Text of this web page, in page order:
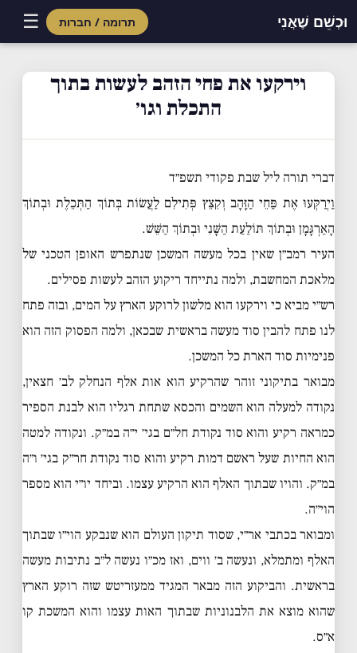
וּכְשֵׁם שֶׁאֲנִי תרומה / חברות ☰
וירקעו את פחי הזהב לעשות בתוך
התכלת וגו׳
דברי תורה ליל שבת פקודי תשפ״ד
וַיְרַקְּעוּ אֶת פַּחֵי הַזָּהָב וְקִצֵּץ פְּתִילִם לַעֲשׂוֹת בְּתוֹךְ הַתְּכֵלֶת וּבְתוֹךְ
הָאַרְגָּמָן וּבְתוֹךְ תּוֹלַעַת הַשָּׁנִי וּבְתוֹךְ הַשֵּׁשׁ.
העיר רמב״ן שאין בכל מעשה המשכן שנתפרש האופן הטכני של
מלאכת המחשבת, ולמה נתייחד ריקוע הזהב לעשות פסילים.
רש״י מביא כי וירקעו הוא מלשון לרוקע הארץ על המים, ובזה פתח
לנו פתח להבין סוד מעשה בראשית שבכאן, ולמה הפסוק הזה הוא
פנימיות סוד הארת כל המשכן.
מבואר בתיקוני זוהר שהרקיע הוא אות אלף הנחלק לב׳ חצאין,
נקודה למעלה הוא השמים והכסא שתחת רגליו הוא לבנת הספיר
כמראה רקיע והוא סוד נקודת חל״ם בגי׳ י״ה במ״ק. ונקודה למטה
הוא החיות שעל ראשם דמות רקיע והוא סוד נקודת חר״ק בגי׳ ו״ה
במ״ק. והויו שבתוך האלף הוא הרקיע עצמו. וביחד יו״י הוא מספר
הוי״ה.
ומבואר בכתבי אר״י, שסוד תיקון העולם הוא שנבקע הוי״ו שבתוך
האלף ומתמלא, ונעשה ב׳ ווים, ואז מכ״ו נעשה ל״ב נתיבות מעשה
בראשית. והביקוע הזה מבאר המגיד ממעזריטש שזה רוקע הארץ
שהוא מוצא את הלבנוניות שבתוך האות עצמו והוא המשכת קו
א״ס.